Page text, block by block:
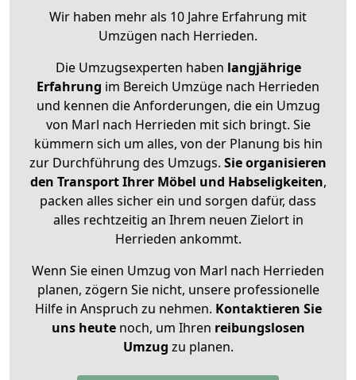
Wir haben mehr als 10 Jahre Erfahrung mit
Umzügen nach Herrieden.
Die Umzugsexperten haben langjährige
Erfahrung im Bereich Umzüge nach Herrieden
und kennen die Anforderungen, die ein Umzug
von Marl nach Herrieden mit sich bringt. Sie
kümmern sich um alles, von der Planung bis hin
zur Durchführung des Umzugs. Sie organisieren
den Transport Ihrer Möbel und Habseligkeiten,
packen alles sicher ein und sorgen dafür, dass
alles rechtzeitig an Ihrem neuen Zielort in
Herrieden ankommt.
Wenn Sie einen Umzug von Marl nach Herrieden
planen, zögern Sie nicht, unsere professionelle
Hilfe in Anspruch zu nehmen. Kontaktieren Sie
uns heutenoch, um Ihren reibungslosen
Umzug zu planen.